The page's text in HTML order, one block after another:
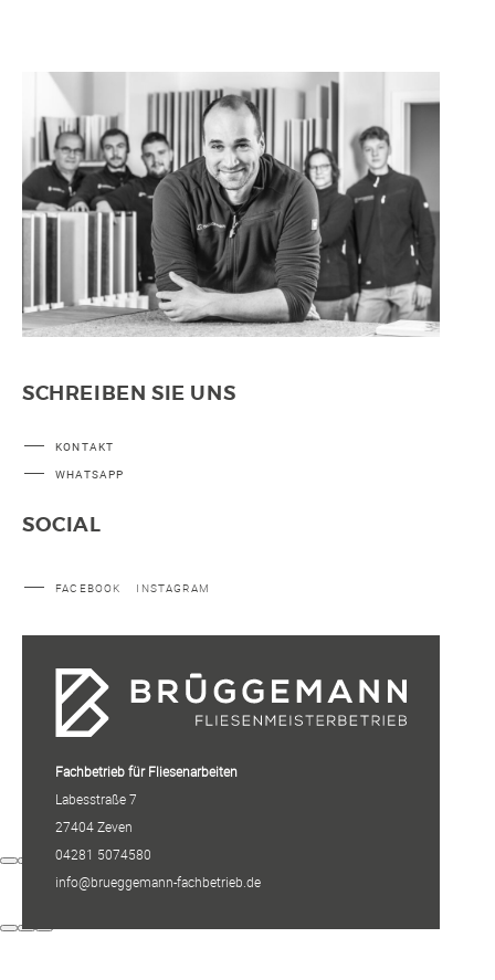
SCHREIBEN SIE UNS
KONTAKT
WHATSAPP
SOCIAL
FACEBOOK INSTAGRAM
Fachbetrieb für Fliesenarbeiten
Labesstraße 7
27404 Zeven
04281 5074580
info@brueggemann-fachbetrieb.de